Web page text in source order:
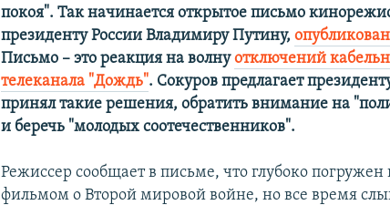
покоя". Так начинается открытое письмо
президенту России Владимиру Путину,
Письмо – это реакция на волнуотключений
телеканала "Дождь". Сокуров предлагает
принял такие решения, обратить внимание на
и беречь "молодых соотечественников".
Режиссер сообщает в письме, что глубоко
фильмом о Второй мировой войне, но все время